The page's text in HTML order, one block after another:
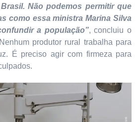
Não podemos permitir que
como essa ministra Marina Silva
a população”, concluiu o
Nenhum produtor rural trabalha para
É preciso agir com firmeza para